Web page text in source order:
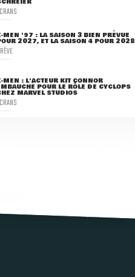
MEN '97 : LA SAISON 3 BIEN PRÉVUE
2027, ET LA SAISON 4 POUR 2028
MEN : L'ACTEUR KIT CONNOR
POUR LE RÔLE DE CYCLOPS
MARVEL STUDIOS